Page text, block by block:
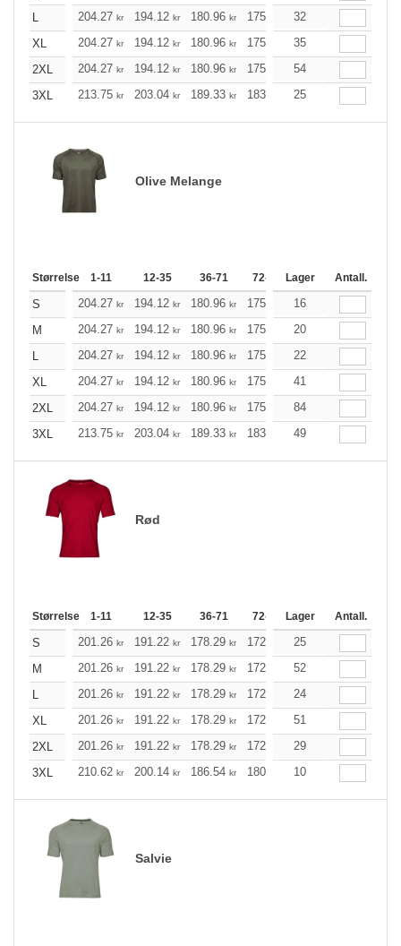
L
204.27 kr 194.12 kr 180.96 kr 175.17 166.36
32
XL
204.27 kr 194.12 kr 180.96 kr 175.17 166.36
35
2XL
204.27 kr 194.12 kr 180.96 kr 175.17 166.36
54
3XL
213.75 kr 203.04 kr 189.33 kr 183.19 174.05
25
Olive Melange
Størrelse 1-11 12-35 36-71 72-143 144-287
Lager Antall.
S 204.27 kr 194.12 kr 180.96 kr 175.17 166.36
16
M
204.27 kr 194.12 kr 180.96 kr 175.17 166.36
20
L
204.27 kr 194.12 kr 180.96 kr 175.17 166.36
22
XL
204.27 kr 194.12 kr 180.96 kr 175.17 166.36
41
2XL
204.27 kr 194.12 kr 180.96 kr 175.17 166.36
84
3XL
213.75 kr 203.04 kr 189.33 kr 183.19 174.05
49
Rød
Størrelse 1-11 12-35 36-71 72-143 144-287
Lager Antall.
S 201.26 kr 191.22 kr 178.29 kr 172.49 163.91
25
M
201.26 kr 191.22 kr 178.29 kr 172.49 163.91
52
L
201.26 kr 191.22 kr 178.29 kr 172.49 163.91
24
XL
201.26 kr 191.22 kr 178.29 kr 172.49 163.91
51
2XL
201.26 kr 191.22 kr 178.29 kr 172.49 163.91
29
3XL
210.62 kr 200.14 kr 186.54 kr 180.52 171.49
10
Salvie